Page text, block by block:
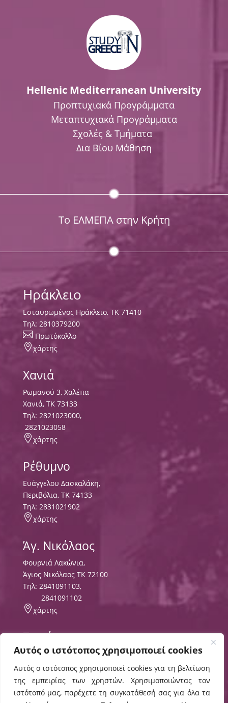
Αυτός ο ιστότοπος χρησιμοποιεί cookies
Αυτός ο ιστότοπος χρησιμοποιεί cookies για τη βελτίωση
της εμπειρίας των χρηστών. Χρησιμοποιώντας τον
ιστότοπό μας, παρέχετε τη συγκατάθεσή σας για όλα τα
Hellenic Mediterranean University
Προπτυχιακά Προγράμματα
Μεταπτυχιακά Προγράμματα
Σχολές & Τμήματα
Δια Βίου Μάθηση
Το ΕΛΜΕΠΑ στην Κρήτη
Ηράκλειο
Εσταυρωμένος Ηράκλειο, ΤΚ 71410
Τηλ: 2810379200
 Πρωτόκολλο
χάρτης
Χανιά
Ρωμανού 3, Χαλέπα
Χανιά, ΤΚ 73133
Τηλ: 2821023000,
2821023058
χάρτης
Ρέθυμνο
Ευάγγελου Δασκαλάκη,
Περιβόλια, ΤΚ 74133
Tηλ: 2831021902
χάρτης
Άγ. Νικόλαος
Φουρνιά Λακώνια,
Άγιος Νικόλαος ΤΚ 72100
Τηλ: 2841091103,
2841091102
χάρτης
Σητεία
Περιοχή Τρυπητός
ΤΘ 8556 ΤΚ 72300,
Τηλ:2843029497
 χάρτης